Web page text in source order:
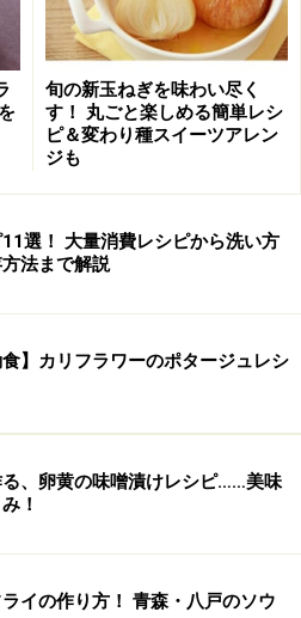
きレシピの作り方・手
ク、砂糖、塩、イーストを入
混ぜる。
旬の新玉ねぎを味わい尽く
す！ 丸ごと楽しめる簡単レシ
ピ＆変わり種スイーツアレン
ジも
選！ 大量消費レシピから洗い方
法まで解説
食】カリフラワーのポタージュレシ
、卵黄の味噌漬けレシピ……美味
！
イの作り方！ 青森・八戸のソウ